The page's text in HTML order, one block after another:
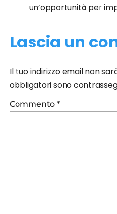
un’opportunità per
Lascia un
Il tuo indirizzo email non
obbligatori sono
Commento *